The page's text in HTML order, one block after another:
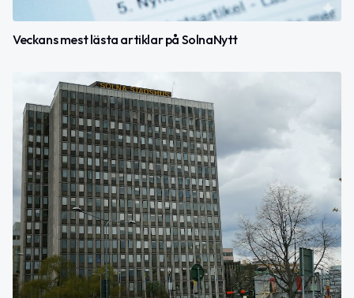
Veckans mest lästa artiklar på SolnaNytt